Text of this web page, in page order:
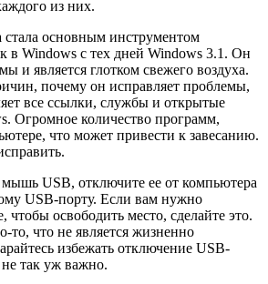
из них.
стала основным инструментом
в Windows с тех дней Windows 3.1. Он
и является глотком свежего воздуха.
почему он исправляет проблемы,
все ссылки, службы и открытые
Огромное количество программ,
что может привести к завесанию.
USB, отключите ее от компьютера
USB-порту. Если вам нужно
чтобы освободить место, сделайте это.
то, что не является жизненно
избежать отключение USB-
не так уж важно.